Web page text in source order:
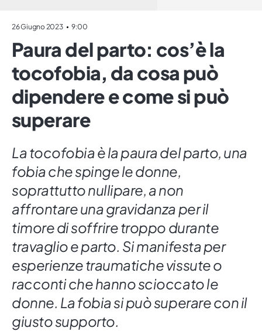
26 Giugno 2023 9:00
Paura del parto: cos’è la
tocofobia, da cosa può
dipendere e come si può
superare
La tocofobia è la paura del parto, una
fobia che spinge le donne,
soprattutto nullipare, a non
affrontare una gravidanza per il
timore di soffrire troppo durante
travaglio e parto. Si manifesta per
esperienze traumatiche vissute o
racconti che hanno scioccato le
donne. La fobia si può superare con il
giusto supporto.